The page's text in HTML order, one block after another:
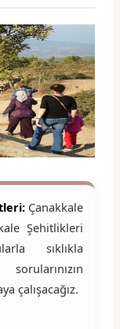
Çanakkale
Şehitlikleri
sıklıkla
çalışacağız.